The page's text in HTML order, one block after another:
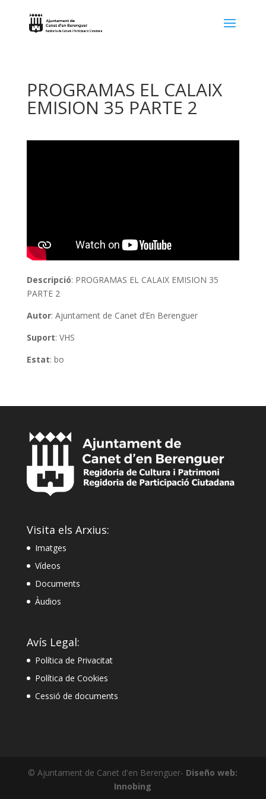
PROGRAMAS EL CALAIX
EMISION 35 PARTE 2
Descripció: PROGRAMAS EL CALAIX EMISION 35
PARTE 2
Autor: Ajuntament de Canet d’En Berenguer
Suport: VHS
Estat: bo
Visita els Arxius:
Imatges
Vídeos
Documents
Àudios
Avís Legal:
Política de Privacitat
Política de Cookies
Cessió de documents
© Ajuntament de Canet d'en Berenguer- Diseño web:
Innobing